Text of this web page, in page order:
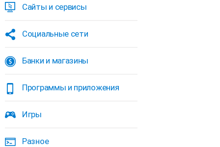
Сайты и сервисы
Социальные сети
Банки и магазины
Программы и приложения
Игры
Разное